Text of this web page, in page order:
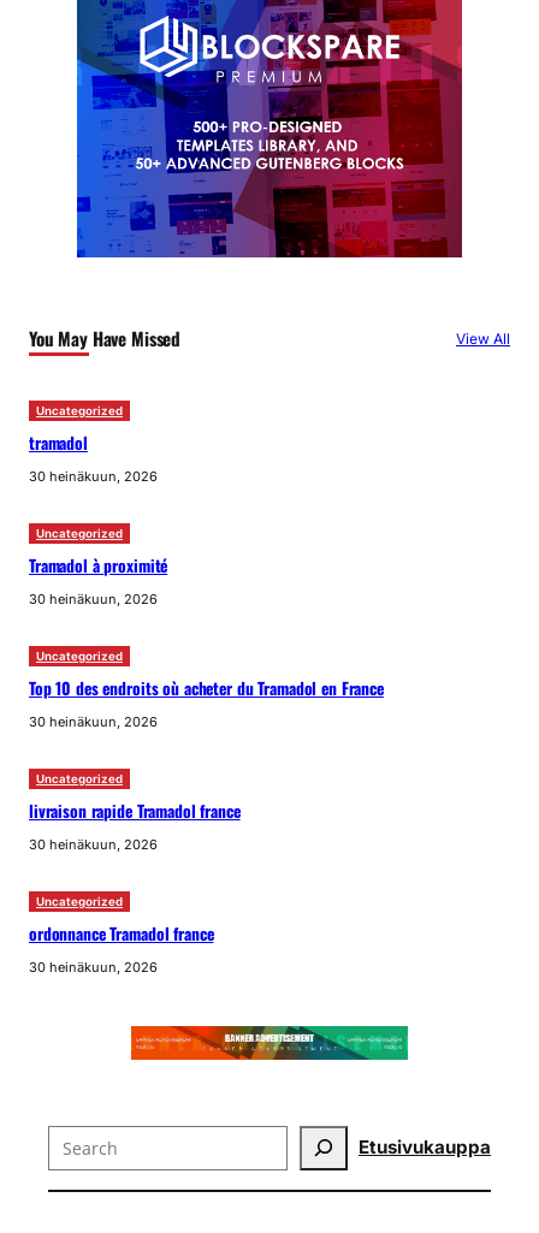
You May Have Missed View All
Uncategorized
tramadol
30 heinäkuun, 2026
Uncategorized
Tramadol à proximité
30 heinäkuun, 2026
Uncategorized
Top 10 des endroits où acheter du Tramadol en France
30 heinäkuun, 2026
Uncategorized
livraison rapide Tramadol france
30 heinäkuun, 2026
Uncategorized
ordonnance Tramadol france
30 heinäkuun, 2026
Search Etusivukauppa